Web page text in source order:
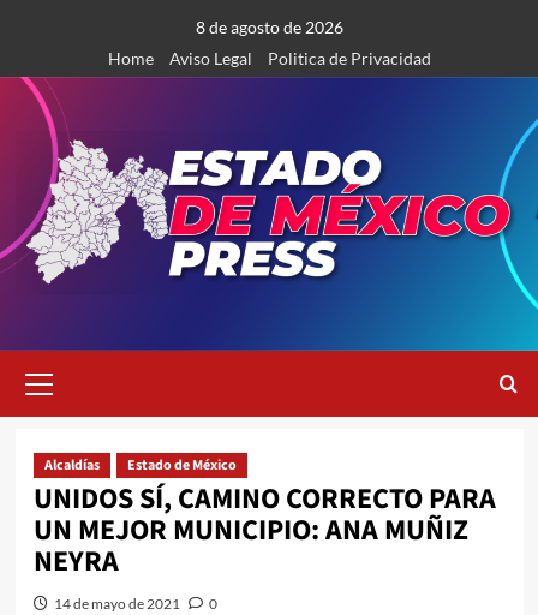
contenido
8 de agosto de 2026
Home
Aviso Legal Politica de Privacidad
primario
Alcaldías Estado de México
UNIDOS SÍ, CAMINO CORRECTO PARA
UN MEJOR MUNICIPIO: ANA MUÑIZ
NEYRA
14 de mayo de 2021 0